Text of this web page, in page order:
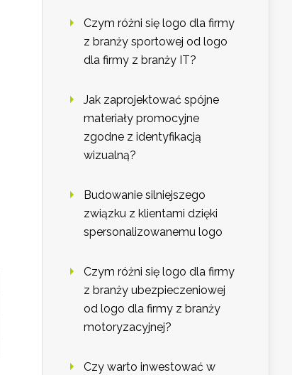
Czym różni się logo dla firmy
z branży sportowej od logo
dla firmy z branży IT?
Jak zaprojektować spójne
materiały promocyjne
zgodne z identyfikacją
wizualną?
Budowanie silniejszego
związku z klientami dzięki
spersonalizowanemu logo
Czym różni się logo dla firmy
z branży ubezpieczeniowej
od logo dla firmy z branży
motoryzacyjnej?
Czy warto inwestować w